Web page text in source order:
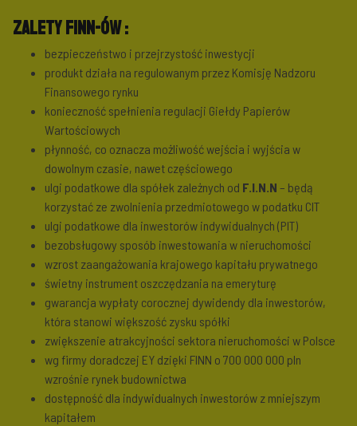
Zalety FINN-ów :
bezpieczeństwo i przejrzystość inwestycji
produkt działa na regulowanym przez Komisję Nadzoru
Finansowego rynku
konieczność spełnienia regulacji Giełdy Papierów
Wartościowych
płynność, co oznacza możliwość wejścia i wyjścia w
dowolnym czasie, nawet częściowego
ulgi podatkowe dla spółek zależnych od F.I.N.N – będą
korzystać ze zwolnienia przedmiotowego w podatku CIT
ulgi podatkowe dla inwestorów indywidualnych (PIT)
bezobsługowy sposób inwestowania w nieruchomości
wzrost zaangażowania krajowego kapitału prywatnego
świetny instrument oszczędzania na emeryturę
gwarancja wypłaty corocznej dywidendy dla inwestorów,
która stanowi większość zysku spółki
zwiększenie atrakcyjności sektora nieruchomości w Polsce
wg firmy doradczej EY dzięki FINN o 700 000 000 pln
wzrośnie rynek budownictwa
dostępność dla indywidualnych inwestorów z mniejszym
kapitałem